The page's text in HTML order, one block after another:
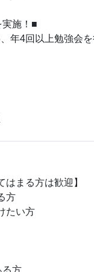
実施！■
年4回以上勉強会を
はまる方は歓迎】
方
たい方
る方